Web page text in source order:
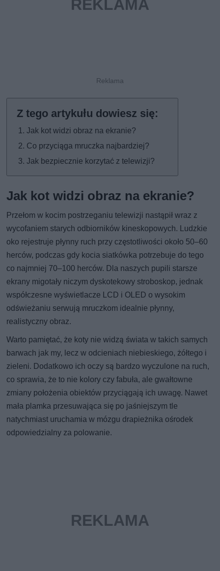
Jak kot widzi obraz na ekranie?
Co przyciąga mruczka najbardziej?
Jak bezpiecznie korzytać z telewizji?
Jak kot widzi obraz na ekranie?
Przełom w kocim postrzeganiu telewizji nastąpił wraz z
wycofaniem starych odbiorników kineskopowych. Ludzkie
oko rejestruje płynny ruch przy częstotliwości około 50–60
herców, podczas gdy kocia siatkówka potrzebuje do tego
co najmniej 70–100 herców. Dla naszych pupili starsze
ekrany migotały niczym dyskotekowy stroboskop, jednak
współczesne wyświetlacze LCD i OLED o wysokim
odświeżaniu serwują mruczkom idealnie płynny,
realistyczny obraz.
Warto pamiętać, że koty nie widzą świata w takich samych
barwach jak my, lecz w odcieniach niebieskiego, żółtego i
zieleni. Dodatkowo ich oczy są bardzo wyczulone na ruch,
co sprawia, że to nie kolory czy fabuła, ale gwałtowne
zmiany położenia obiektów przyciągają ich uwagę. Nawet
mała plamka przesuwająca się po jaśniejszym tle
natychmiast uruchamia w mózgu drapieżnika ośrodek
odpowiedzialny za polowanie.